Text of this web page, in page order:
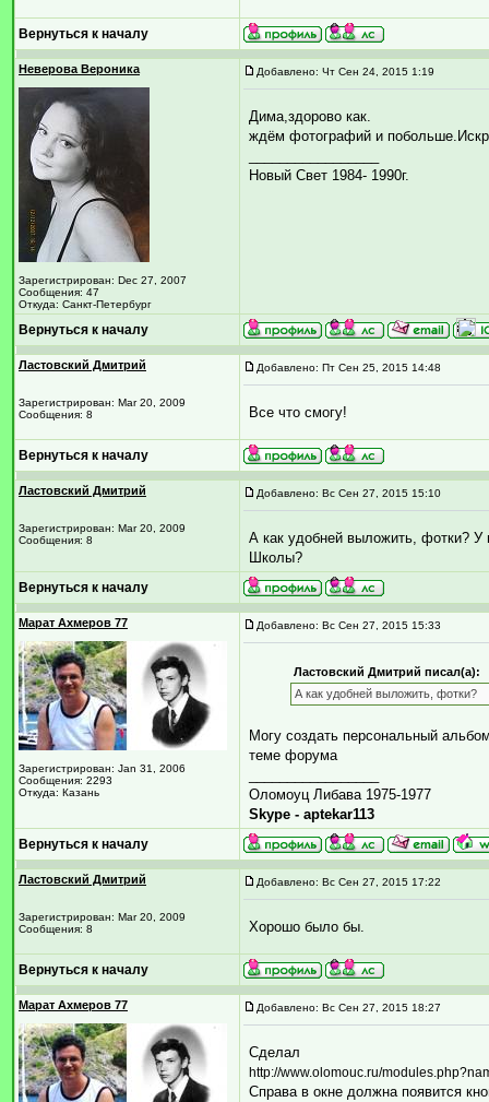
Вернуться к началу
Неверова Вероника
Зарегистрирован: Dec 27, 2007
Сообщения: 47
Откуда: Санкт-Петербург
Добавлено: Чт Сен 24, 2015 1:19
Дима,здорово как.
ждём фотографий и
Новый Свет 1984- 1990г.
Вернуться к началу
Ластовский Дмитрий
Зарегистрирован: Mar 20, 2009
Сообщения: 8
Добавлено: Пт Сен 25, 2015 14:48
Все что смогу!
Вернуться к началу
Ластовский Дмитрий
Зарегистрирован: Mar 20, 2009
Сообщения: 8
Добавлено: Вс Сен 27, 2015 15:10
А как удобней выложить, фотки? У
Школы?
Вернуться к началу
Марат Ахмеров 77
Зарегистрирован: Jan 31, 2006
Сообщения: 2293
Откуда: Казань
Добавлено: Вс Сен 27, 2015 15:33
Ластовский Дмитрий писал(а):
А как удобней выложить, фотки?
Могу создать персональный
теме форума
Оломоуц Либава 1975-1977
Skype - aptekar113
Вернуться к началу
Ластовский Дмитрий
Зарегистрирован: Mar 20, 2009
Сообщения: 8
Добавлено: Вс Сен 27, 2015 17:22
Хорошо было бы.
Вернуться к началу
Марат Ахмеров 77 Добавлено: Вс Сен 27, 2015 18:27
Сделал
http://www.olomouc.ru/
Справа в окне должна появится